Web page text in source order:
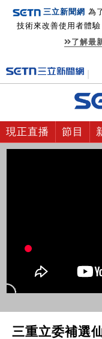
三立新聞網 為
技術來改善使用者體
了解最
現正直播 節目
三重立委補選